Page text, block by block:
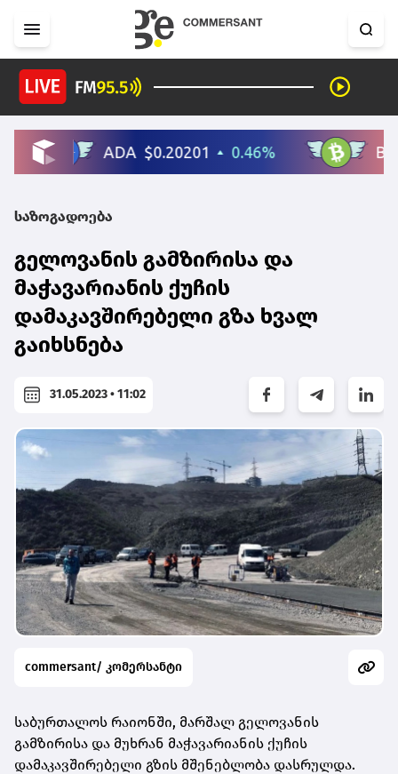
საზოგადოება
გელოვანის გამზირისა და
მაჭავარიანის ქუჩის
დამაკავშირებელი გზა ხვალ
გაიხსნება
31.05.2023 • 11:02
commersant/ კომერსანტი
საბურთალოს რაიონში, მარშალ გელოვანის
გამზირისა და მუხრან მაჭავარიანის ქუჩის
დამაკავშირებელი გზის მშენებლობა დასრულდა.